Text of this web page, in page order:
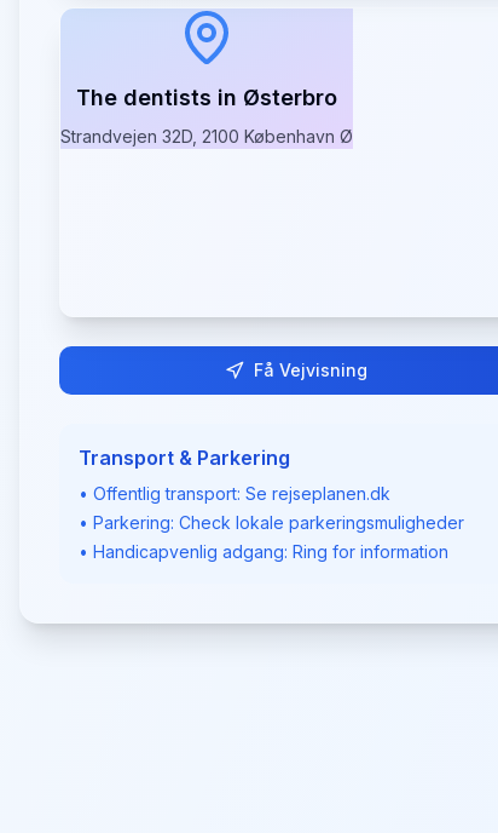
The dentists in Østerbro
Strandvejen 32D, 2100 København Ø
Få Vejvisning
Transport & Parkering
• Offentlig transport: Se rejseplanen.dk
• Parkering: Check lokale parkeringsmuligheder
• Handicapvenlig adgang: Ring for information